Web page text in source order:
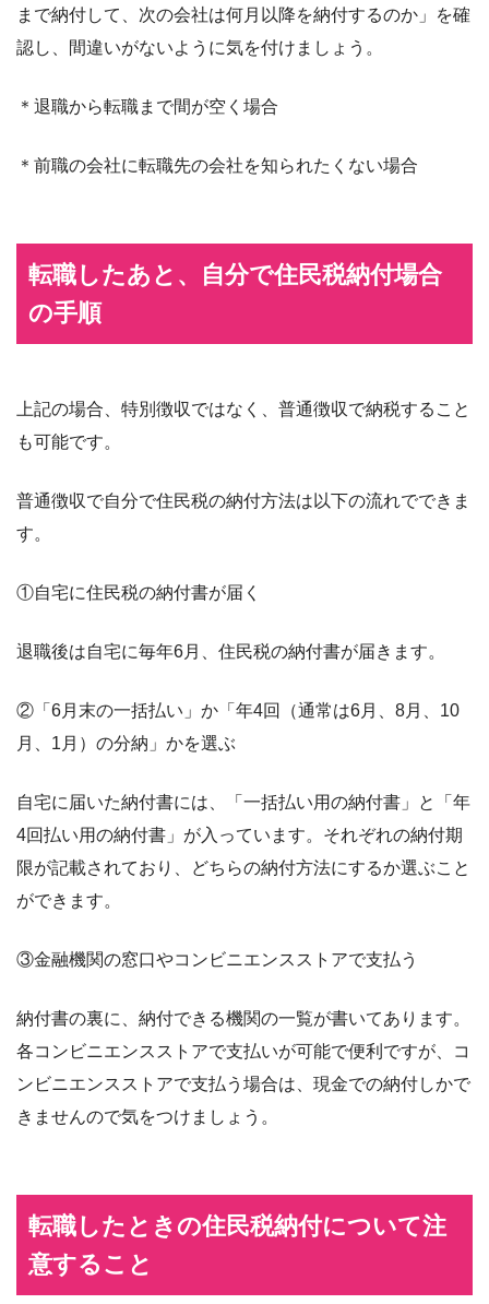
まで納付して、次の会社は何月以降を納付するのか」を確
認し、間違いがないように気を付けましょう。
＊退職から転職まで間が空く場合
＊前職の会社に転職先の会社を知られたくない場合
転職したあと、自分で住民税納付場合
の手順
上記の場合、特別徴収ではなく、普通徴収で納税すること
も可能です。
普通徴収で自分で住民税の納付方法は以下の流れでできま
す。
①自宅に住民税の納付書が届く
退職後は自宅に毎年6月、住民税の納付書が届きます。
②「6月末の一括払い」か「年4回（通常は6月、8月、10
月、1月）の分納」かを選ぶ
自宅に届いた納付書には、「一括払い用の納付書」と「年
4回払い用の納付書」が入っています。それぞれの納付期
限が記載されており、どちらの納付方法にするか選ぶこと
ができます。
③金融機関の窓口やコンビニエンスストアで支払う
納付書の裏に、納付できる機関の一覧が書いてあります。
各コンビニエンスストアで支払いが可能で便利ですが、コ
ンビニエンスストアで支払う場合は、現金での納付しかで
きませんので気をつけましょう。
転職したときの住民税納付について注
意すること